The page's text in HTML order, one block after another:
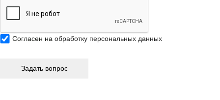
Согласен на обработку персональных данных